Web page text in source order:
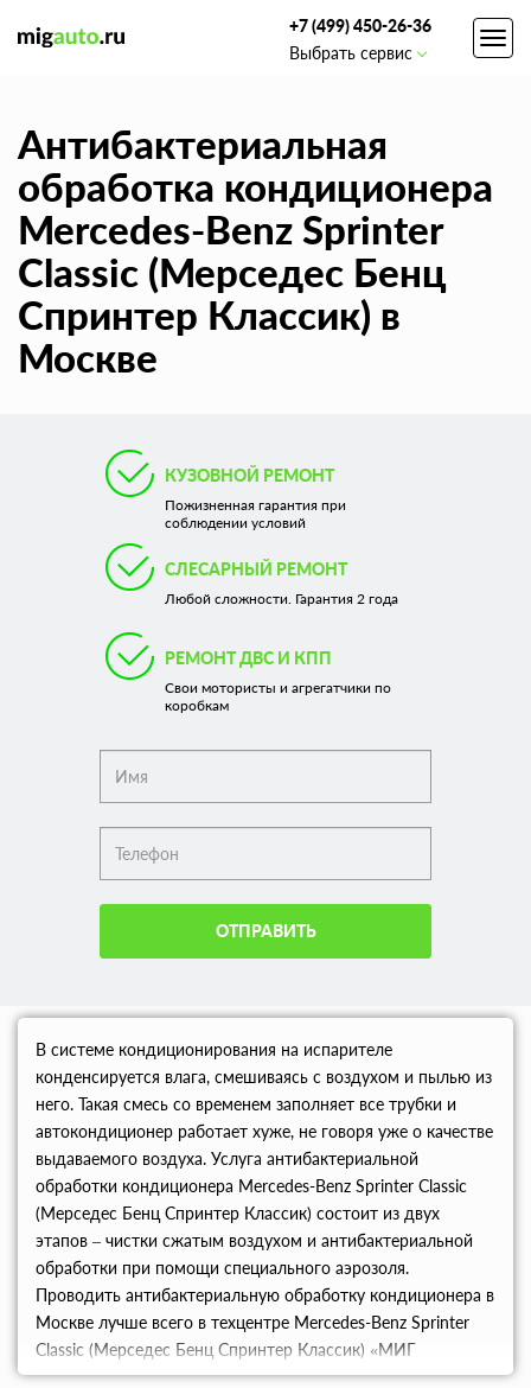
+7 (499) 450-26-36
Выбрать сервис
Антибактериальная
обработка кондиционера
Mercedes-Benz Sprinter
Classic (Мерседес Бенц
Спринтер Классик) в
Москве
КУЗОВНОЙ РЕМОНТ
Пожизненная гарантия при
соблюдении условий
СЛЕСАРНЫЙ РЕМОНТ
Любой сложности. Гарантия 2 года
РЕМОНТ ДВС И КПП
Свои мотористы и агрегатчики по
коробкам
ОТПРАВИТЬ
В системе кондиционирования на испарителе
конденсируется влага, смешиваясь с воздухом и пылью из
него. Такая смесь со временем заполняет все трубки и
автокондиционер работает хуже, не говоря уже о качестве
выдаваемого воздуха. Услуга антибактериальной
обработки кондиционера Mercedes-Benz Sprinter Classic
(Мерседес Бенц Спринтер Классик) состоит из двух
этапов – чистки сжатым воздухом и антибактериальной
обработки при помощи специального аэрозоля.
Проводить антибактериальную обработку кондиционера в
Москве лучше всего в техцентре Mercedes-Benz Sprinter
Classic (Мерседес Бенц Спринтер Классик) «МИГ
Автосервис», где наши опытные мастера смогут быстро и